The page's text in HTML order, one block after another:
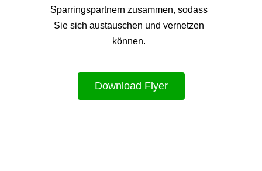
Sparringspartnern zusammen, sodass
Sie sich austauschen und vernetzen
können.
Download Flyer